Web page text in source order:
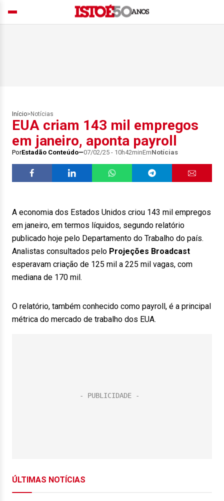
Início> Notícias
EUA criam 143 mil empregos
em janeiro, aponta payroll
PorEstadão Conteúdo 07/02/25 - 10h42minEmNotícias
A economia dos Estados Unidos criou 143 mil empregos
em janeiro, em termos líquidos, segundo relatório
publicado hoje pelo Departamento do Trabalho do país.
Analistas consultados pelo Projeções Broadcast
esperavam criação de 125 mil a 225 mil vagas, com
mediana de 170 mil.
O relatório, também conhecido como payroll, é a principal
métrica do mercado de trabalho dos EUA.